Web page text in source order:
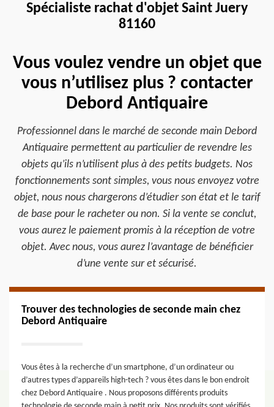
Spécialiste rachat d'objet Saint Juery
81160
Vous voulez vendre un objet que
vous n’utilisez plus ? contacter
Debord Antiquaire
Professionnel dans le marché de seconde main Debord
Antiquaire permettent au particulier de revendre les
objets qu’ils n’utilisent plus à des petits budgets. Nos
fonctionnements sont simples, vous nous envoyez votre
objet, nous nous chargerons d’étudier son état et le tarif
de base pour le racheter ou non. Si la vente se conclut,
vous aurez le paiement promis à la réception de votre
objet. Avec nous, vous aurez l’avantage de bénéficier
d’une vente sur et sécurisé.
Trouver des technologies de seconde main chez
Debord Antiquaire
Vous êtes à la recherche d’un smartphone, d’un ordinateur ou
d’autres types d’appareils high-tech ? vous êtes dans le bon endroit
chez Debord Antiquaire . Nous proposons différents produits